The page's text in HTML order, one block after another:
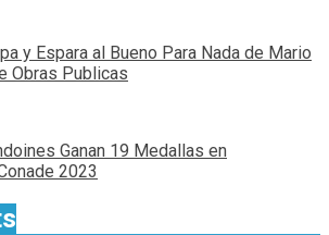
y Espara al Bueno Para Nada de Mario
Obras Publicas
Ganan 19 Medallas en
2023